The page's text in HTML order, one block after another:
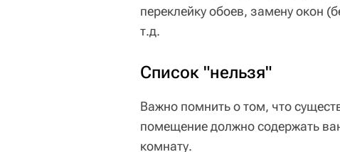
переклейку обоев, замену окон
т.д.
Список "нельзя"
Важно помнить о том, что
помещение должно содержать
комнату.